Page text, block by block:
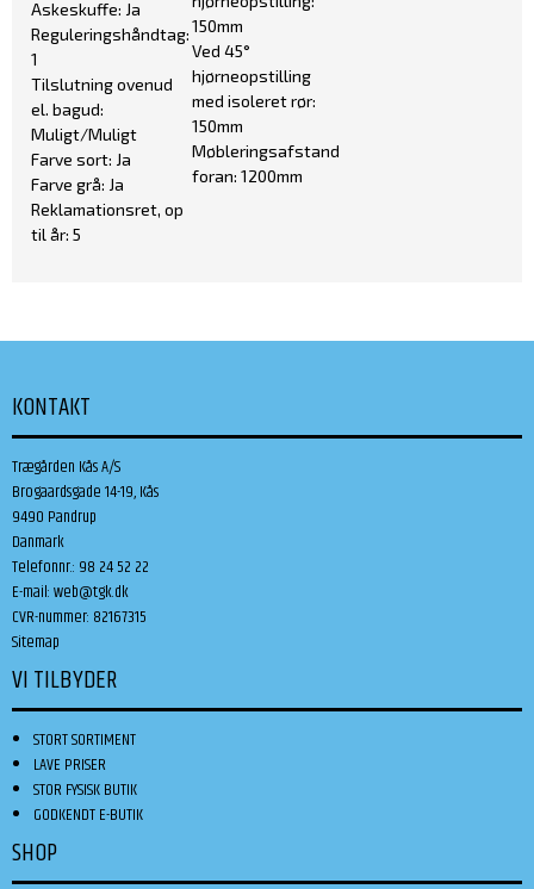
Askeskuffe: Ja
Reguleringshåndtag:
1
Tilslutning ovenud
el. bagud:
Muligt/Muligt
Farve sort: Ja
Farve grå: Ja
Reklamationsret, op
til år: 5
150mm
Ved 45°
hjørneopstilling
med isoleret rør:
150mm
Møbleringsafstand
foran: 1200mm
KONTAKT
Trægården Kås A/S
Brogaardsgade 14-19, Kås
9490 Pandrup
Danmark
Telefonnr.: 98 24 52 22
E-mail:web@tgk.dk
CVR-nummer: 82167315
Sitemap
VI TILBYDER
STORT SORTIMENT
LAVE PRISER
STOR FYSISK BUTIK
GODKENDT E-BUTIK
SHOP